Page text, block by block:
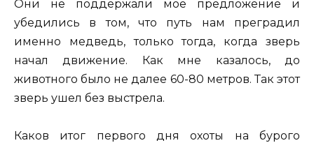
Они не поддержали мое предложение и
убедились в том, что путь нам преградил
именно медведь, только тогда, когда зверь
начал движение. Как мне казалось, до
животного было не далее 60-80 метров. Так этот
зверь ушел без выстрела.
Каков итог первого дня охоты на бурого